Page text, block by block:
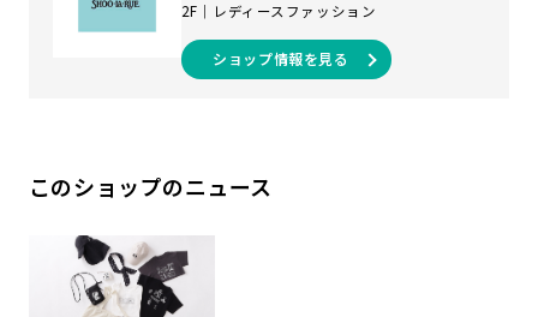
2F レディースファッション
ショップ情報を見る
このショップのニュース